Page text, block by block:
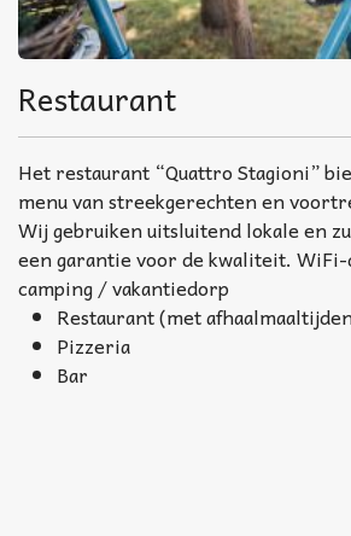
Restaurant
Het restaurant “Quattro Stagioni”
menu van streekgerechten en
Wij gebruiken uitsluitend lokale en
een garantie voor de kwaliteit.
camping / vakantiedorp
Restaurant (met
Pizzeria
Bar